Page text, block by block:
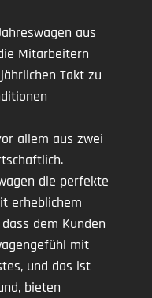
aus
Mitarbeitern
Takt zu
allem aus zwei
die perfekte
erheblichem
dem Kunden
mit
und das ist
bieten